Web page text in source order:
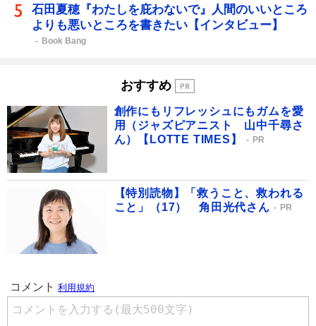
石田夏穂『わたしを庇わないで』人間のいいところ
よりも悪いところを書きたい【インタビュー】
Book Bang
おすすめ
創作にもリフレッシュにもガムを愛
用（ジャズピアニスト 山中千尋さ
ん）【LOTTE TIMES】
PR
【特別読物】「救うこと、救われる
こと」（17） 角田光代さん
PR